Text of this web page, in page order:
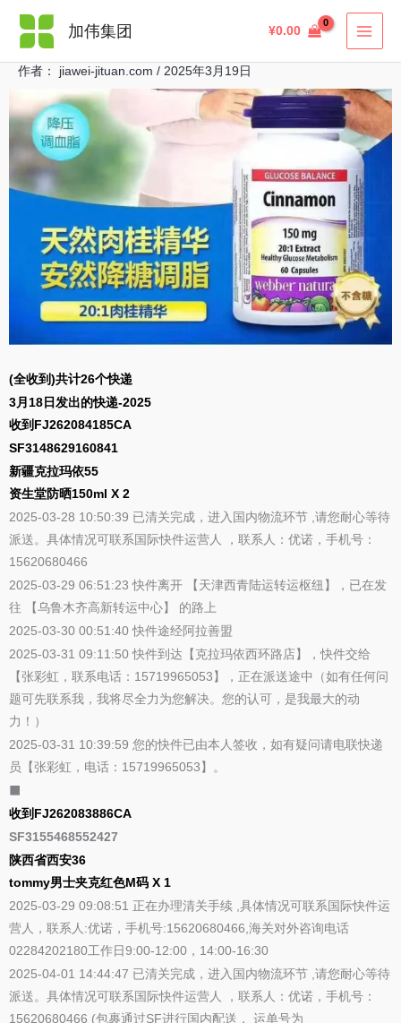
加伟集团 ¥0.00
作者： jiawei-jituan.com / 2025年3月19日
(全收到)共计26个快递
3月18日发出的快递-2025
收到FJ262084185CA
SF3148629160841
新疆克拉玛依55
资生堂防晒150ml X 2
2025-03-28 10:50:39 已清关完成，进入国内物流环节 ,请您耐心等待
派送。具体情况可联系国际快件运营人 ，联系人：优诺，手机号：
15620680466
2025-03-29 06:51:23 快件离开 【天津西青陆运转运枢纽】，已在发
往 【乌鲁木齐高新转运中心】 的路上
2025-03-30 00:51:40 快件途经阿拉善盟
2025-03-31 09:11:50 快件到达【克拉玛依西环路店】，快件交给
【张彩虹，联系电话：15719965053】，正在派送途中（如有任何问
题可先联系我，我将尽全力为您解决。您的认可，是我最大的动
力！）
2025-03-31 10:39:59 您的快件已由本人签收，如有疑问请电联快递
员【张彩虹，电话：15719965053】。
收到FJ262083886CA
SF3155468552427
陕西省西安36
tommy男士夹克红色M码 X 1
2025-03-29 09:08:51 正在办理清关手续 ,具体情况可联系国际快件运
营人，联系人:优诺，手机号:15620680466,海关对外咨询电话
02284202180工作日9:00-12:00，14:00-16:30
2025-04-01 14:44:47 已清关完成，进入国内物流环节 ,请您耐心等待
派送。具体情况可联系国际快件运营人 ，联系人：优诺，手机号：
15620680466 (包裹通过SF进行国内配送， 运单号为
索